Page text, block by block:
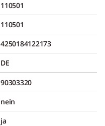
110501
110501
4250184122173
DE
90303320
nein
ja